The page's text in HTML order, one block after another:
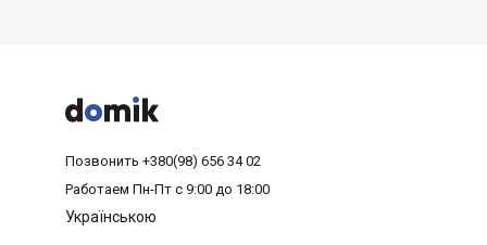



Позвонить +380(98) 656 34 02
Работаем Пн-Пт с 9:00 до 18:00
Українською